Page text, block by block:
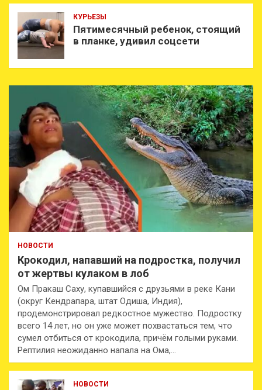
КУРЬЕЗЫ
Пятимесячный ребенок, стоящий
в планке, удивил соцсети
НОВОСТИ
Крокодил, напавший на подростка, получил
от жертвы кулаком в лоб
Ом Пракаш Саху, купавшийся с друзьями в реке Кани
(округ Кендрапара, штат Одиша, Индия),
продемонстрировал редкостное мужество. Подростку
всего 14 лет, но он уже может похвастаться тем, что
сумел отбиться от крокодила, причём голыми руками.
Рептилия неожиданно напала на Ома,…
НОВОСТИ